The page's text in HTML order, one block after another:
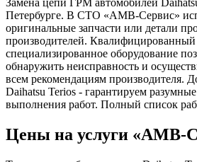
Замена цепи ГРМ автомобилей
Петербурге. В СТО «АМВ-Сервис»
оригинальные запчасти или детали
производителей. Квалифицированный
специализированное оборудование
обнаружить неисправность и
всем рекомендациям производителя.
Daihatsu Terios - гарантируем
выполнения работ. Полный список
Цены на услуги «АМВ-